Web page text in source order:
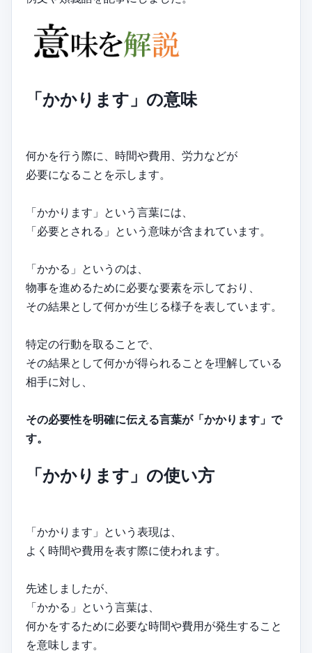
「かかります」の意味
何かを行う際に、時間や費用、労力などが
必要になることを示します。
「かかります」という言葉には、
「必要とされる」という意味が含まれています。
「かかる」というのは、
物事を進めるために必要な要素を示しており、
その結果として何かが生じる様子を表しています。
特定の行動を取ることで、
その結果として何かが得られることを理解している
相手に対し、
その必要性を明確に伝える言葉が「かかります」で
す。
「かかります」の使い方
「かかります」という表現は、
よく時間や費用を表す際に使われます。
先述しましたが、
「かかる」という言葉は、
何かをするために必要な時間や費用が発生すること
を意味します。